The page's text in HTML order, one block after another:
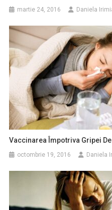
martie 24, 2016 Daniela
Vaccinarea Împotriva Gripei
octombrie 19, 2016 Daniela